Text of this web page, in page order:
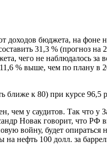
доходов бюджета, на фоне
31,3 % (прогноз
чего не наблюдалось за
% выше, чем по плану в
ближе к 80) при курсе 96,5
у саудитов. Так что у
Новак говорит, что
войну, будет опираться
на нефть 100 долл. за